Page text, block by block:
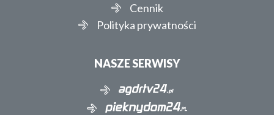
Cennik
Polityka prywatności
NASZE SERWISY